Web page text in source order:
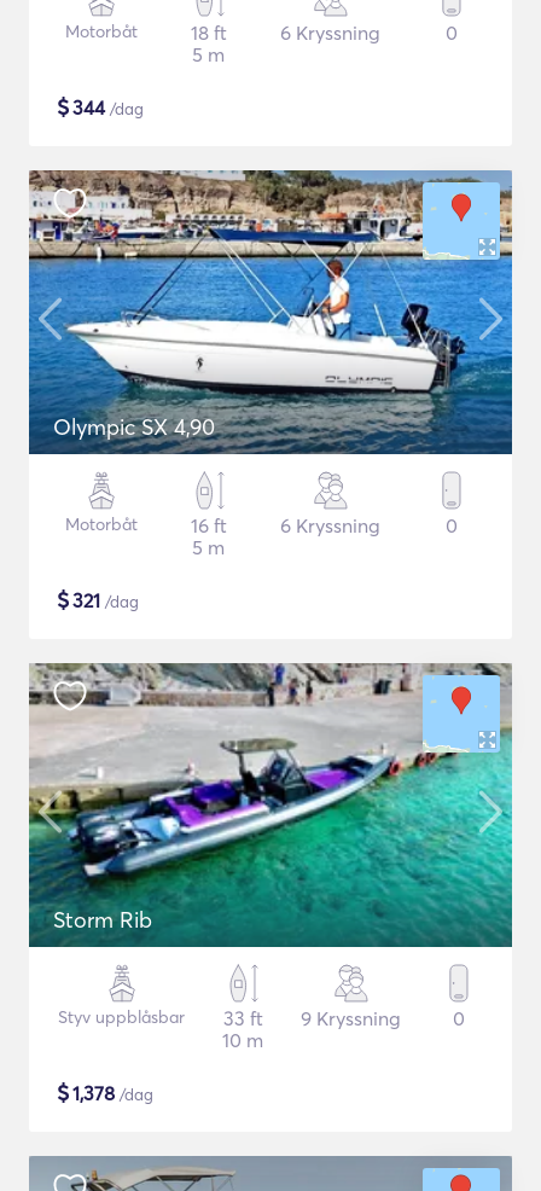
Motorbåt
18 ft
5 m
6 Kryssning 0
$344/dag
Olympic SX 4,90
Motorbåt
16 ft
5 m
6 Kryssning 0
$321 /dag
Storm Rib
Styv uppblåsbar
33 ft
10 m
9 Kryssning 0
$1,378 /dag